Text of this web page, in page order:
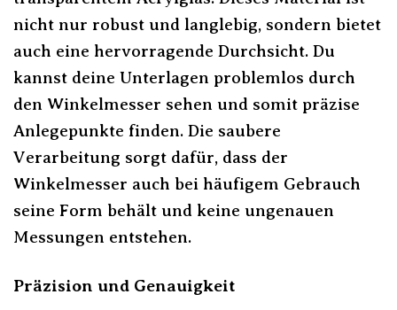
nicht nur robust und langlebig, sondern bietet
auch eine hervorragende Durchsicht. Du
kannst deine Unterlagen problemlos durch
den Winkelmesser sehen und somit präzise
Anlegepunkte finden. Die saubere
Verarbeitung sorgt dafür, dass der
Winkelmesser auch bei häufigem Gebrauch
seine Form behält und keine ungenauen
Messungen entstehen.
Präzision und Genauigkeit